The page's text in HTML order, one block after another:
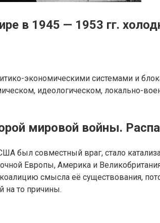
в 1945 — 1953 гг.
экономическими системами и
идеологическом, локально-
мировой войны.
был совместный враг, стало
Европы, Америка и
смысла её существования,
на то причины.